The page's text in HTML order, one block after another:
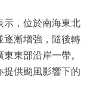
示，位於南海東北
逐漸增強，隨後轉
東部沿岸一帶。
提供颱風影響下的